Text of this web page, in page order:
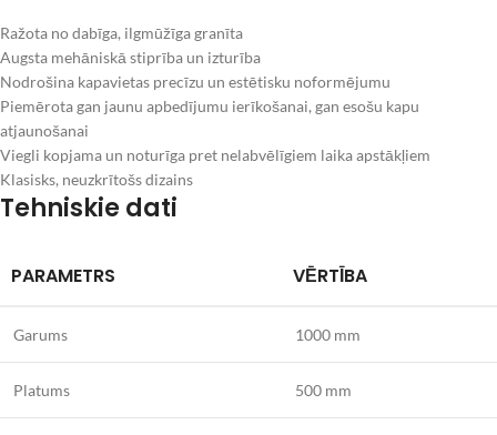
Ražota no dabīga, ilgmūžīga granīta
Augsta mehāniskā stiprība un izturība
Nodrošina kapavietas precīzu un estētisku noformējumu
Piemērota gan jaunu apbedījumu ierīkošanai, gan esošu kapu
atjaunošanai
Viegli kopjama un noturīga pret nelabvēlīgiem laika apstākļiem
Klasisks, neuzkrītošs dizains
Tehniskie dati
PARAMETRS VĒRTĪBA
Garums 1000 mm
Platums 500 mm